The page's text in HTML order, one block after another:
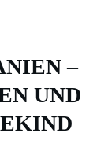
–
UND